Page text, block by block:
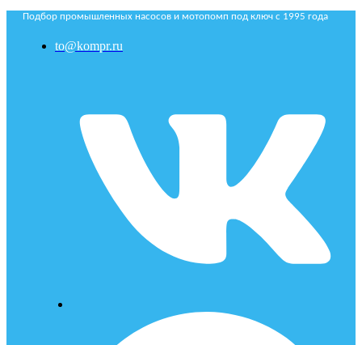
Подбор промышленных насосов и мотопомп под ключ с 1995 года
to@kompr.ru